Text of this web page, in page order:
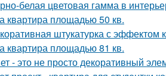
белая цветовая гамма в
квартира площадью 50 кв.
штукатурка с эффектом
квартира площадью 81 кв.
- это не просто декоративный